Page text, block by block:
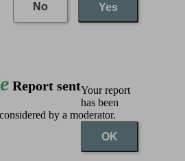
No
Yes
Report sentYour report
has been
by a moderator.
OK